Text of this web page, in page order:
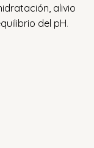
alivio
del pH.